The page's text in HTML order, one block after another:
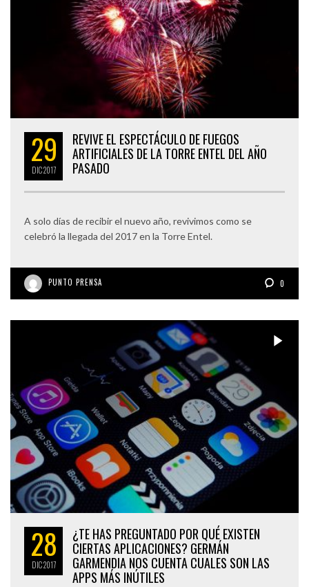
29
DIC2017
REVIVE EL ESPECTÁCULO DE FUEGOS
ARTIFICIALES DE LA TORRE ENTEL DEL AÑO
PASADO
A solo días de recibir el nuevo año, revivimos como se
celebró la llegada del 2017 en la Torre Entel.
PUNTO PRENSA 0
28
DIC2017
¿TE HAS PREGUNTADO POR QUÉ EXISTEN
CIERTAS APLICACIONES? GERMÁN
GARMENDIA NOS CUENTA CUALES SON LAS
APPS MÁS INÚTILES